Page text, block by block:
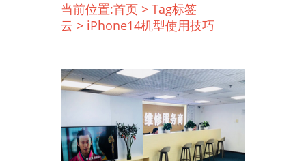
当前位置:首页 > Tag标签
云 > iPhone14机型使用技巧